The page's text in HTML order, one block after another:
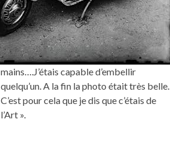
mains….J’étais capable d’embellir
quelqu’un. A la fin la photo était très belle.
C’est pour cela que je dis que c’étais de
l’Art ».